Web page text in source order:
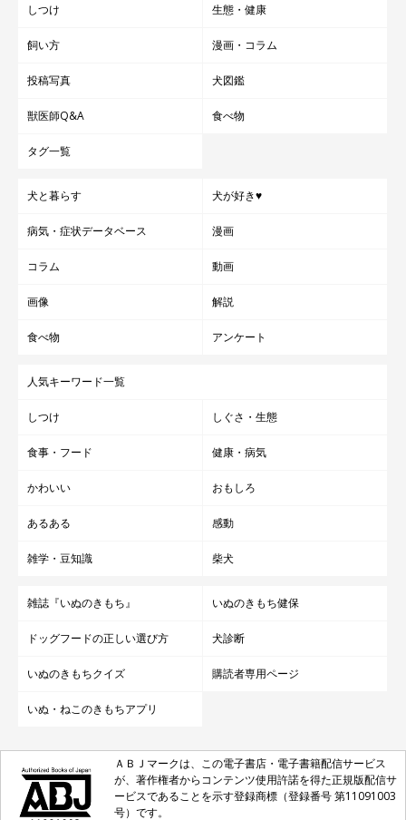
しつけ 生態・健康
飼い方 漫画・コラム
投稿写真 犬図鑑
獣医師Q&A 食べ物
タグ一覧
犬と暮らす 犬が好き♥
病気・症状データベース 漫画
コラム 動画
画像 解説
食べ物 アンケート
人気キーワード一覧
しつけ しぐさ・生態
食事・フード 健康・病気
かわいい おもしろ
あるある 感動
雑学・豆知識 柴犬
雑誌『いぬのきもち』 いぬのきもち健保
ドッグフードの正しい選び方 犬診断
いぬのきもちクイズ 購読者専用ページ
いぬ・ねこのきもちアプリ
ＡＢＪマークは、この電子書店・電子書籍配信サービス
が、著作権者からコンテンツ使用許諾を得た正規版配信サ
ービスであることを示す登録商標（登録番号 第11091003
号）です。